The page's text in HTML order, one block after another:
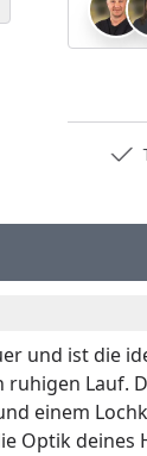
ist die
Lauf.
einem
Optik